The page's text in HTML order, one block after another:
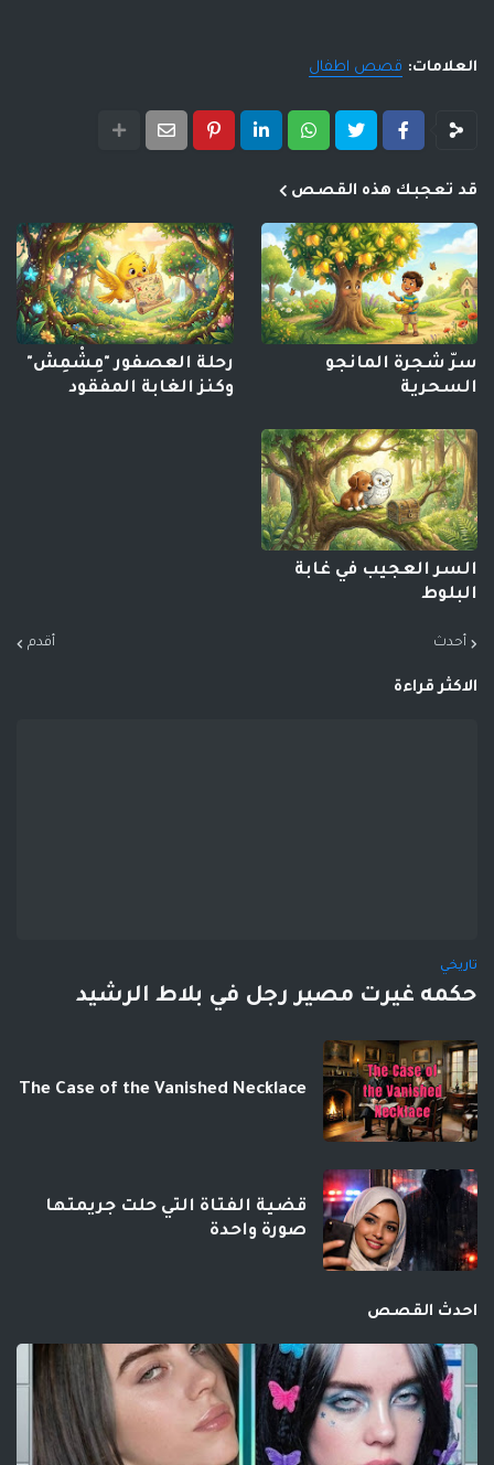
العلامات: قصص اطفال
قد تعجبك هذه القصص
سرّ شجرة المانجو
السحرية
رحلة العصفور "مِشْمِش"
وكنز الغابة المفقود
السر العجيب في غابة
البلوط
أحدث أقدم
الاكثر قراءة
تاريخي
حكمه غيرت مصير رجل في بلاط الرشيد
The Case of the Vanished Necklace
قضية الفتاة التي حلت جريمتها
صورة واحدة
احدث القصص